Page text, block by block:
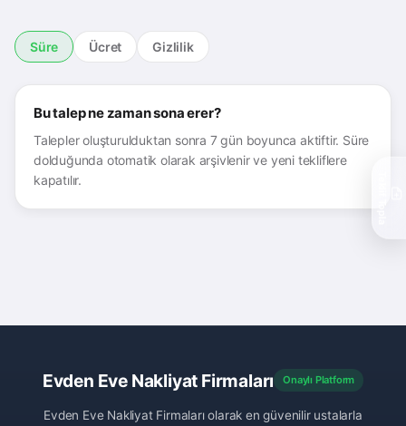
Süre Ücret Gizlilik
Bu talep ne zaman sona erer?
Talepler oluşturulduktan sonra 7 gün boyunca aktiftir. Süre
dolduğunda otomatik olarak arşivlenir ve yeni tekliflere
kapatılır.
Evden Eve Nakliyat Firmaları Onaylı Platform
Evden Eve Nakliyat Firmaları olarak en güvenilir ustalarla